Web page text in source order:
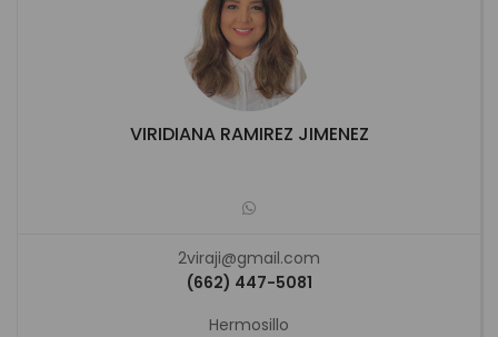
VIRIDIANA RAMIREZ JIMENEZ
2viraji@gmail.com
(662) 447-5081
Hermosillo